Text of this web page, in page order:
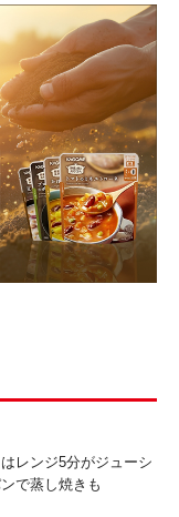
レンジ5分がジューシ
で蒸し焼きも